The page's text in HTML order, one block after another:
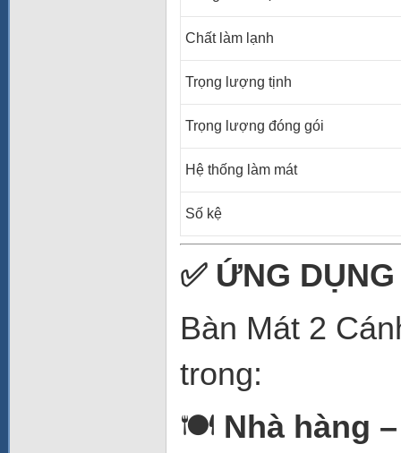
Chất làm lạnh
Trọng lượng tịnh
Trọng lượng đóng gói
Hệ thống làm mát
Số kệ
✅ ỨNG
Bàn Mát 2
trong:
🍽️ Nhà hàng